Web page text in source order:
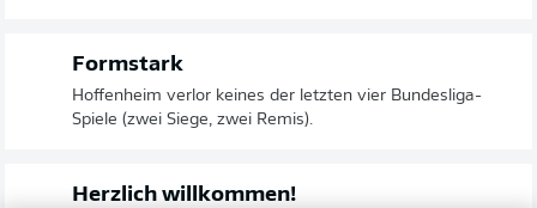
Formstark
Hoffenheim verlor keines der letzten vier Bundesliga-
Spiele (zwei Siege, zwei Remis).
Herzlich willkommen!